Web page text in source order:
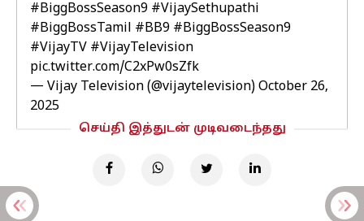
#BiggBossSeason9 #VijaySethupathi
#BiggBossTamil #BB9 #BiggBossSeason9
#VijayTV #VijayTelevision
pic.twitter.com/C2xPw0sZfk
— Vijay Television (@vijaytelevision) October 26,
2025
செய்தி இத்துடன் முடிவடைந்தது